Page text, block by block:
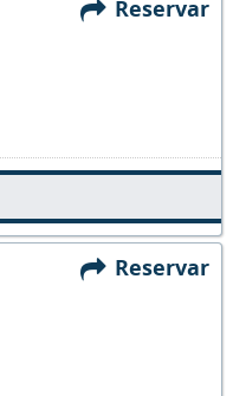
Reservar
Reservar